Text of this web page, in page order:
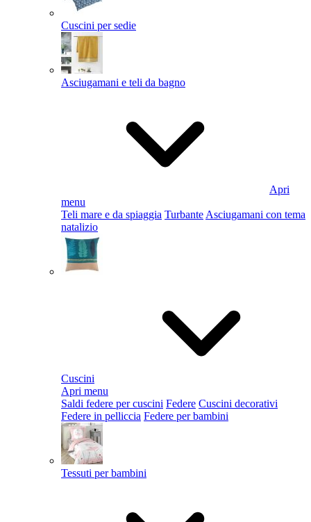
Cuscini per sedie
Asciugamani e teli da bagno
Apri
menu
Teli mare e da spiaggia Turbante Asciugamani con tema
natalizio
Cuscini
Apri menu
Saldi federe per cuscini Federe Cuscini decorativi
Federe in pelliccia Federe per bambini
Tessuti per bambini